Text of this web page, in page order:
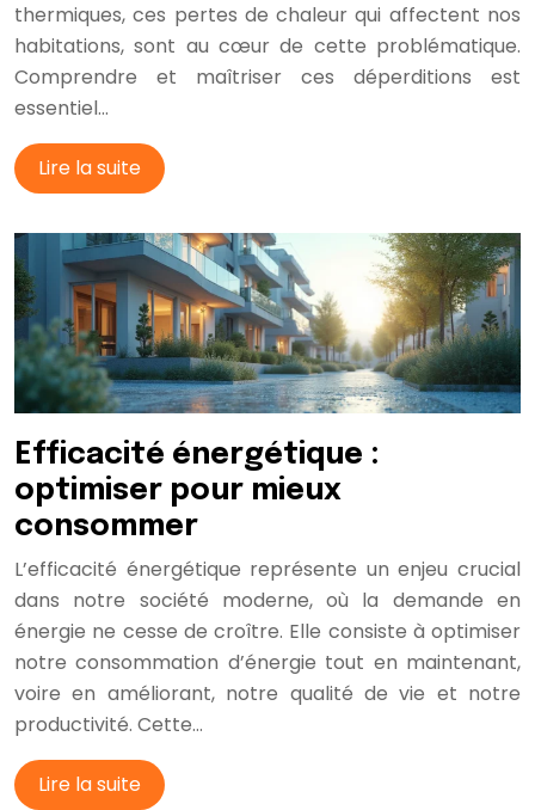
thermiques, ces pertes de chaleur qui affectent nos
habitations, sont au cœur de cette problématique.
Comprendre et maîtriser ces déperditions est
essentiel…
Lire la suite
Efficacité énergétique :
optimiser pour mieux
consommer
L’efficacité énergétique représente un enjeu crucial
dans notre société moderne, où la demande en
énergie ne cesse de croître. Elle consiste à optimiser
notre consommation d’énergie tout en maintenant,
voire en améliorant, notre qualité de vie et notre
productivité. Cette…
Lire la suite